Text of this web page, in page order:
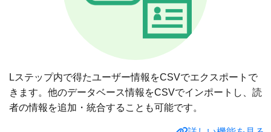
Lステップ内で得たユーザー情報をCSVでエクスポートで
きます。他のデータベース情報をCSVでインポートし、読
者の情報を追加・統合することも可能です。